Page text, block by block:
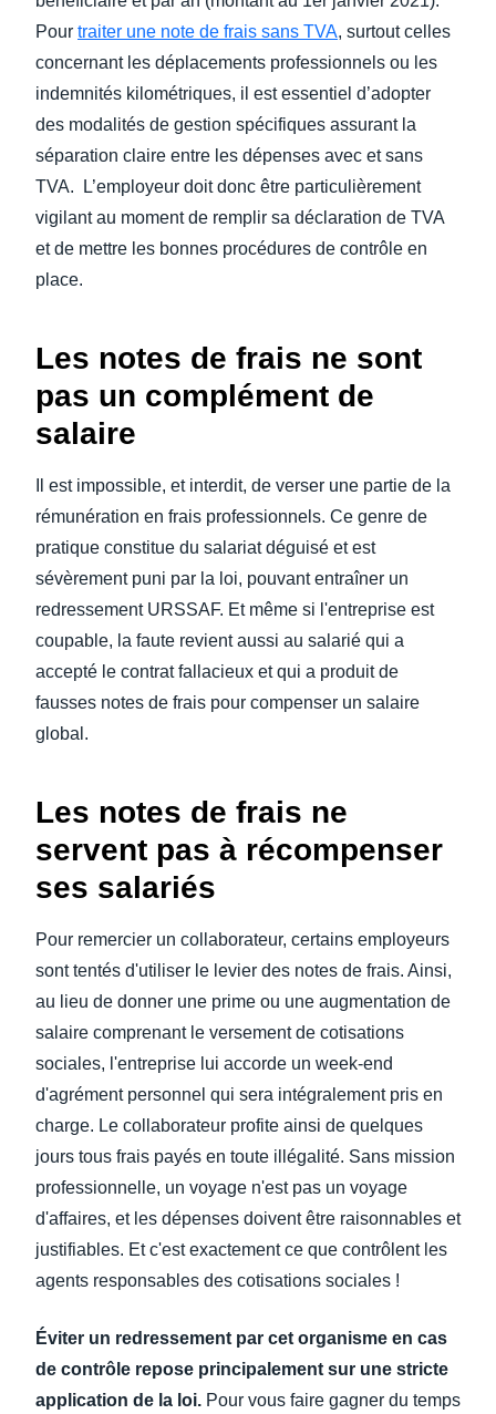
Pour traiter une note de frais sans TVA, surtout celles
concernant les déplacements professionnels ou les
indemnités kilométriques, il est essentiel d’adopter
des modalités de gestion spécifiques assurant la
séparation claire entre les dépenses avec et sans
TVA. L’employeur doit donc être particulièrement
vigilant au moment de remplir sa déclaration de TVA
et de mettre les bonnes procédures de contrôle en
place.
Les notes de frais ne sont
pas un complément de
salaire
Il est impossible, et interdit, de verser une partie de la
rémunération en frais professionnels. Ce genre de
pratique constitue du salariat déguisé et est
sévèrement puni par la loi, pouvant entraîner un
redressement URSSAF. Et même si l'entreprise est
coupable, la faute revient aussi au salarié qui a
accepté le contrat fallacieux et qui a produit de
fausses notes de frais pour compenser un salaire
global.
Les notes de frais ne
servent pas à récompenser
ses salariés
Pour remercier un collaborateur, certains employeurs
sont tentés d'utiliser le levier des notes de frais. Ainsi,
au lieu de donner une prime ou une augmentation de
salaire comprenant le versement de cotisations
sociales, l'entreprise lui accorde un week-end
d'agrément personnel qui sera intégralement pris en
charge. Le collaborateur profite ainsi de quelques
jours tous frais payés en toute illégalité. Sans mission
professionnelle, un voyage n'est pas un voyage
d'affaires, et les dépenses doivent être raisonnables et
justifiables. Et c'est exactement ce que contrôlent les
agents responsables des cotisations sociales !
Éviter un redressement par cet organisme en cas
de contrôle repose principalement sur une stricte
application de la loi. Pour vous faire gagner du temps